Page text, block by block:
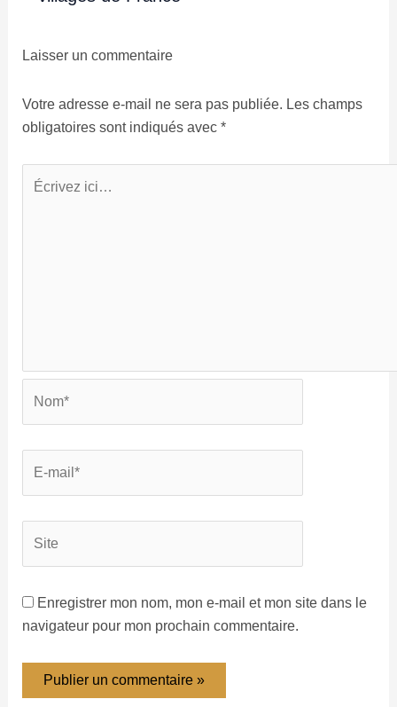
Laisser un commentaire
Votre adresse e-mail ne sera pas publiée. Les champs
obligatoires sont indiqués avec *
Enregistrer mon nom, mon e-mail et mon site dans le
navigateur pour mon prochain commentaire.